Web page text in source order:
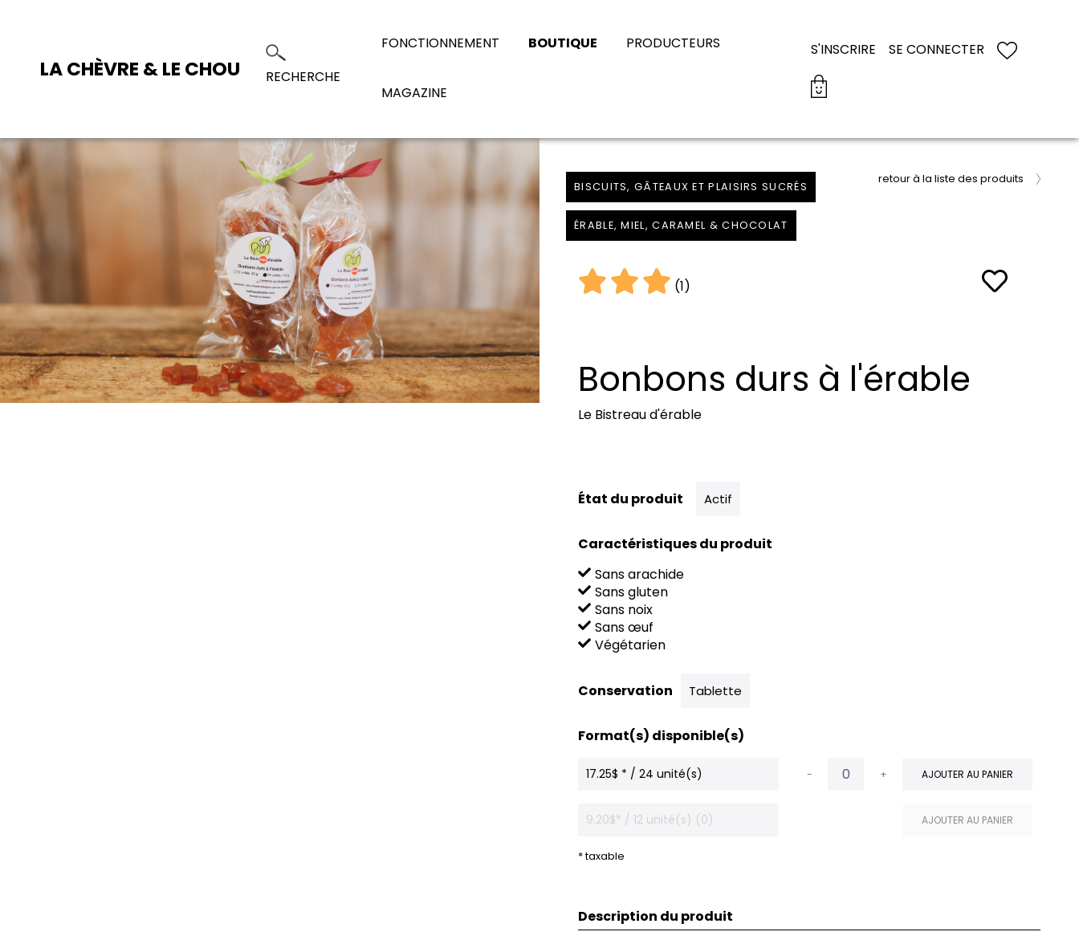
LA CHÈVRE & LE CHOU RECHERCHE
FONCTIONNEMENT BOUTIQUE PRODUCTEURS
MAGAZINE
S'INSCRIRE SE CONNECTER
BISCUITS, GÂTEAUX ET PLAISIRS SUCRÉS
ÉRABLE, MIEL, CARAMEL & CHOCOLAT
retour à la liste des produits
(1)
Bonbons durs à l'érable
Le Bistreau d'érable
État du produit Actif
Caractéristiques du produit
Sans arachide
Sans gluten
Sans noix
Sans œuf
Végétarien
Conservation Tablette
Format(s) disponible(s)
17.25$ * / 24 unité(s) - + AJOUTER AU PANIER
9.20$* / 12 unité(s) (0) AJOUTER AU PANIER
* taxable
Description du produit